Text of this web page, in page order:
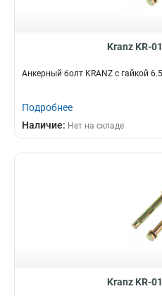
Kranz KR-
Анкерный болт KRANZ с гайкой
Подробнее
Наличие: Нет на складе
Kranz KR-